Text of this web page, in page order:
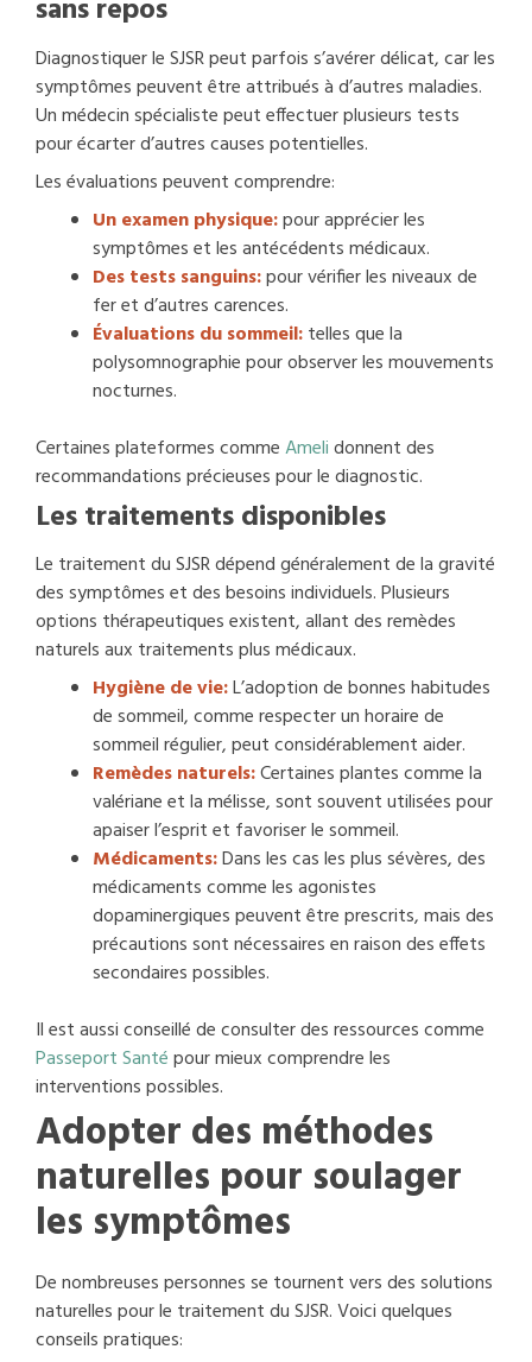
sans repos
Diagnostiquer le SJSR peut parfois s’avérer délicat, car les
symptômes peuvent être attribués à d’autres maladies.
Un médecin spécialiste peut effectuer plusieurs tests
pour écarter d’autres causes potentielles.
Les évaluations peuvent comprendre:
Un examen physique:pour apprécier les
symptômes et les antécédents médicaux.
Des tests sanguins:pour vérifier les niveaux de
fer et d’autres carences.
Évaluations du sommeil:telles que la
polysomnographie pour observer les mouvements
nocturnes.
Certaines plateformes commeAmelidonnent des
recommandations précieuses pour le diagnostic.
Les traitements disponibles
Le traitement du SJSR dépend généralement de la gravité
des symptômes et des besoins individuels. Plusieurs
options thérapeutiques existent, allant des remèdes
naturels aux traitements plus médicaux.
Hygiène de vie:L’adoption de bonnes habitudes
de sommeil, comme respecter un horaire de
sommeil régulier, peut considérablement aider.
Remèdes naturels:Certaines plantes comme la
valériane et la mélisse, sont souvent utilisées pour
apaiser l’esprit et favoriser le sommeil.
Médicaments:Dans les cas les plus sévères, des
médicaments comme les agonistes
dopaminergiques peuvent être prescrits, mais des
précautions sont nécessaires en raison des effets
secondaires possibles.
Il est aussi conseillé de consulter des ressources comme
Passeport Santépour mieux comprendre les
interventions possibles.
Adopter des méthodes
naturelles pour soulager
les symptômes
De nombreuses personnes se tournent vers des solutions
naturelles pour le traitement du SJSR. Voici quelques
conseils pratiques: